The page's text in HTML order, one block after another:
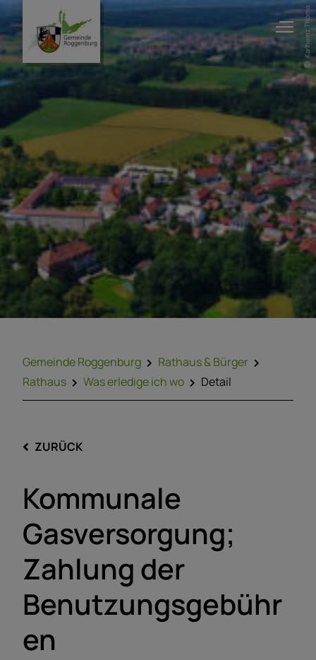
Karlheinz Thoma
Gemeinde Roggenburg
Rathaus & Bürger
Rathaus
Was erledige ich wo Detail
ZURÜCK
Kommunale
Gasversorgung;
Zahlung der
Benutzungsgebühr
en